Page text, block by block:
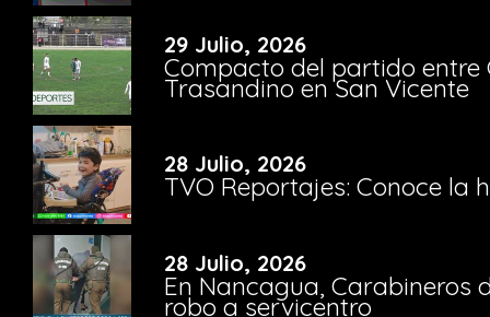
29 Julio, 2026
Compacto del partido entre
Trasandino en San Vicente
28 Julio, 2026
TVO Reportajes: Conoce la
28 Julio, 2026
En Nancagua, Carabineros
robo a servicentro